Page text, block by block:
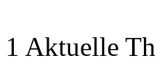
1 Aktuelle